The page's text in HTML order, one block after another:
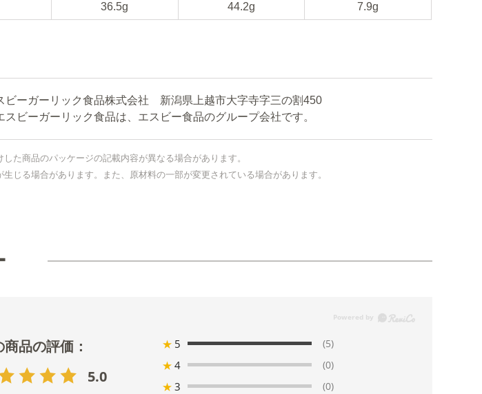
36.5g 44.2g 7.9g
ビーガーリック食品株式会社 新潟県上越市大字寺字三の割450
ーリック食品は、エスビー食品のグループ会社です。
た商品のパッケージの記載内容が異なる場合があります。
じる場合があります。また、原材料の一部が変更されている場合があります。
5.0
★ 5 (5)
★ 4 (0)
★ 3 (0)